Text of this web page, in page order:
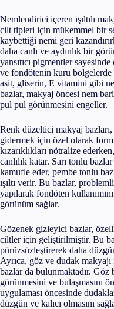
Nemlendirici içeren ışıltılı
cilt tipleri için mükemmel bir
kaybettiği nemi geri
daha canlı ve aydınlık bir
yansıtıcı pigmentler
ve fondötenin kuru bölgelerde
asit, gliserin, E vitamini gibi
bazlar, makyaj öncesi nem
pul pul görünmesini engeller.
Renk düzeltici makyaj
gidermek için özel olarak
kızarıklıkları nötralize
canlılık katar. Sarı tonlu
kamufle eder, pembe tonlu
ışıltı verir. Bu bazlar,
yapılarak fondöten
görünüm sağlar.
Gözenek gizleyici bazlar,
ciltler için geliştirilmiştir. Bu
pürüzsüzleştirerek daha
Ayrıca, göz ve dudak
bazlar da bulunmaktadır. Göz
görünmesini ve bulaşmasını
uygulaması öncesinde
düzgün ve kalıcı olmasını